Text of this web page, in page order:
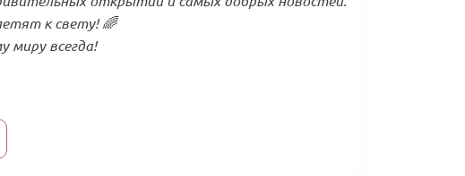
к свету! 🌈
миру всегда!